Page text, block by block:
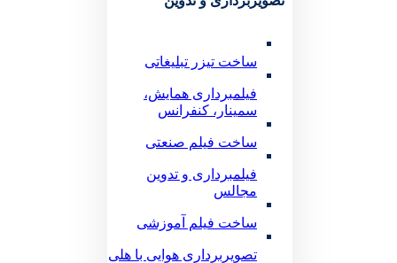
ساخت تیزر تبلیغاتی
فیلمبرداری همایش،
سمینار، کنفرانس
ساخت فیلم صنعتی
فیلمبرداری و تدوین
مجالس
ساخت فیلم آموزشی
تصویربرداری هوایی با هلی